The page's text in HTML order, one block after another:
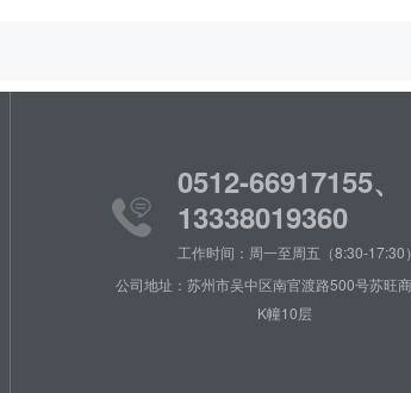
0512-66917155、
13338019360
工作时间：周一至周五（8:30-17:30）
公司地址：苏州市吴中区南官渡路500号苏旺
K幢10层